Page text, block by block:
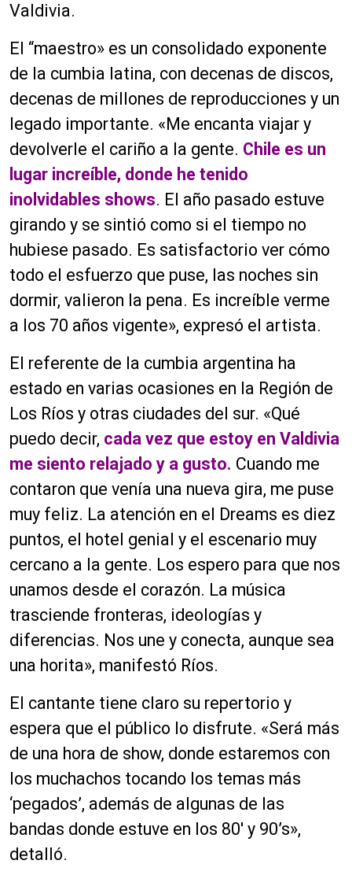
Valdivia.
El “maestro» es un consolidado exponente
de la cumbia latina, con decenas de discos,
decenas de millones de reproducciones y un
legado importante. «Me encanta viajar y
devolverle el cariño a la gente. Chile es un
lugar increíble, donde he tenido
inolvidables shows. El año pasado estuve
girando y se sintió como si el tiempo no
hubiese pasado. Es satisfactorio ver cómo
todo el esfuerzo que puse, las noches sin
dormir, valieron la pena. Es increíble verme
a los 70 años vigente», expresó el artista.
El referente de la cumbia argentina ha
estado en varias ocasiones en la Región de
Los Ríos y otras ciudades del sur. «Qué
puedo decir, cada vez que estoy en Valdivia
me siento relajado y a gusto. Cuando me
contaron que venía una nueva gira, me puse
muy feliz. La atención en el Dreams es diez
puntos, el hotel genial y el escenario muy
cercano a la gente. Los espero para que nos
unamos desde el corazón. La música
trasciende fronteras, ideologías y
diferencias. Nos une y conecta, aunque sea
una horita», manifestó Ríos.
El cantante tiene claro su repertorio y
espera que el público lo disfrute. «Será más
de una hora de show, donde estaremos con
los muchachos tocando los temas más
‘pegados’, además de algunas de las
bandas donde estuve en los 80′ y 90’s»,
detalló.